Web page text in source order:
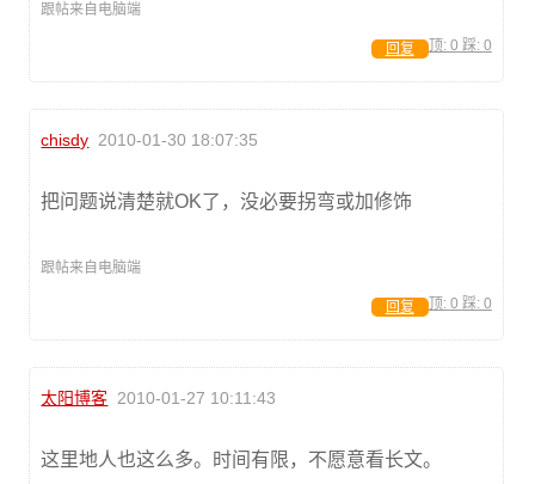
跟帖来自电脑端
顶: 0 踩: 0
回复
chisdy 2010-01-30 18:07:35
把问题说清楚就OK了，没必要拐弯或加修饰
跟帖来自电脑端
顶: 0 踩: 0
回复
太阳博客 2010-01-27 10:11:43
这里地人也这么多。时间有限，不愿意看长文。